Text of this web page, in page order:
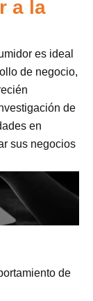
a la
es ideal
de negocio,
de
en
sus negocios
de